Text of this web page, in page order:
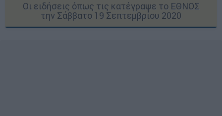
Οι ειδήσεις όπως τις κατέγραψε το ΕΘΝΟΣ
την Σάββατο 19 Σεπτεμβρίου 2020